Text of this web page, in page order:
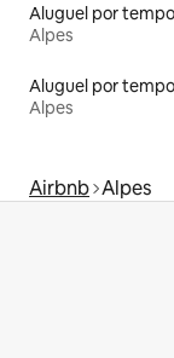
Alpes
Alpes
Airbnb Alpes